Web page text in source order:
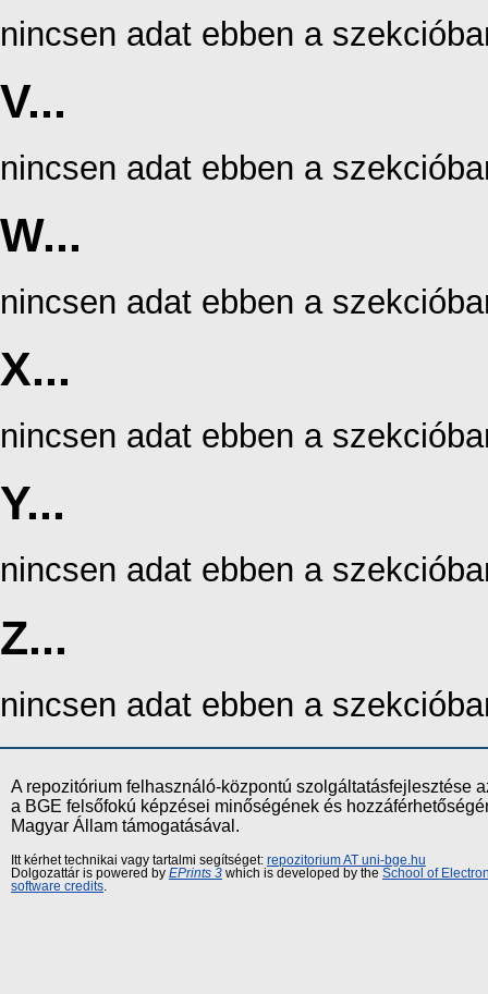
nincsen adat ebben a
V...
nincsen adat ebben a
W...
nincsen adat ebben a
X...
nincsen adat ebben a
Y...
nincsen adat ebben a
Z...
nincsen adat ebben a
A repozitórium felhasználó-központú szolgáltatásfejlesztése
a BGE felsőfokú képzései minőségének és
Magyar Állam támogatásával.
Itt kérhet technikai vagy tartalmi segítséget: repozitorium AT uni-bge.hu
Dolgozattár is powered by EPrints 3 which is developed by the School of
software credits